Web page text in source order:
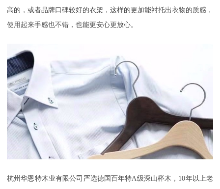
高的，或者品牌口碑较好的衣架，这样的更加能衬托出衣物的质感，
使用起来手感也不错，也能更安心更放心。
杭州华恩特木业有限公司严选德国百年特A级深山榉木，10年以上老